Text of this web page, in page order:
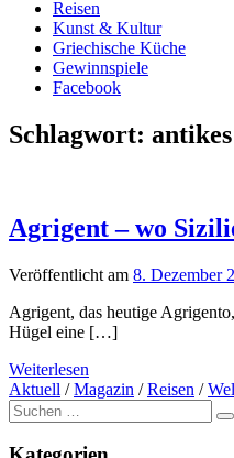
Reisen
Kunst & Kultur
Griechische Küche
Gewinnspiele
Facebook
Schlagwort:
Agrigent – wo
Veröffentlicht am 8. Dezember
Agrigent, das heutige
Hügel eine […]
Weiterlesen
Aktuell /Magazin /Reisen /
Suche
nach: